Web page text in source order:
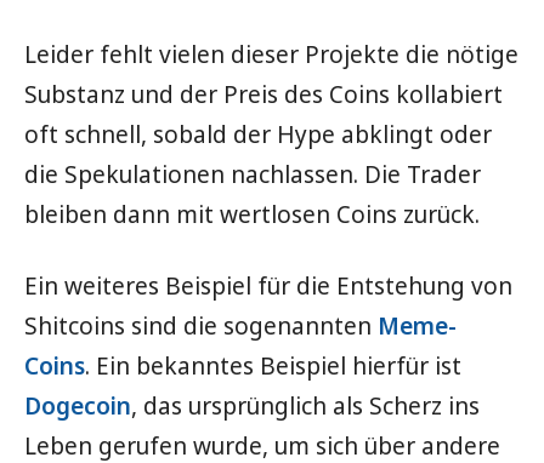
Leider fehlt vielen dieser Projekte die nötige
Substanz und der Preis des Coins kollabiert
oft schnell, sobald der Hype abklingt oder
die Spekulationen nachlassen. Die Trader
bleiben dann mit wertlosen Coins zurück.
Ein weiteres Beispiel für die Entstehung von
Shitcoins sind die sogenannten Meme-
Coins. Ein bekanntes Beispiel hierfür ist
Dogecoin, das ursprünglich als Scherz ins
Leben gerufen wurde, um sich über andere